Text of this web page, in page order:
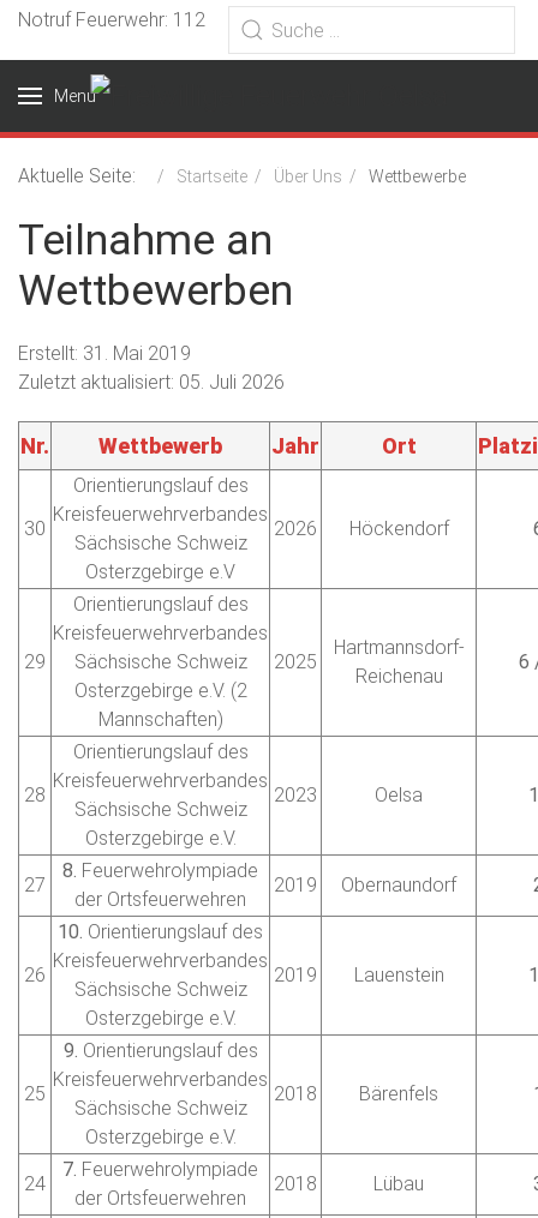
Notruf Feuerwehr: 112
Menu
Aktuelle Seite: Startseite Über Uns Wettbewerbe
Teilnahme an
Wettbewerben
Erstellt: 31. Mai 2019
Zuletzt aktualisiert: 05. Juli 2026
Nr. Wettbewerb Jahr Ort
30
Orientierungslauf des
Kreisfeuerwehrverbandes
Sächsische Schweiz
Osterzgebirge e.V
2026 Höckendorf
29
Orientierungslauf des
Kreisfeuerwehrverbandes
Sächsische Schweiz
Osterzgebirge e.V. (2
Mannschaften)
2025
Hartmannsdorf-
Reichenau
6
28
Orientierungslauf des
Kreisfeuerwehrverbandes
Sächsische Schweiz
Osterzgebirge e.V.
2023 Oelsa
27
8. Feuerwehrolympiade
der Ortsfeuerwehren
2019 Obernaundorf
26
10. Orientierungslauf des
Kreisfeuerwehrverbandes
Sächsische Schweiz
Osterzgebirge e.V.
2019 Lauenstein
25
9. Orientierungslauf des
Kreisfeuerwehrverbandes
Sächsische Schweiz
Osterzgebirge e.V.
2018 Bärenfels
24
7. Feuerwehrolympiade
der Ortsfeuerwehren
2018 Lübau